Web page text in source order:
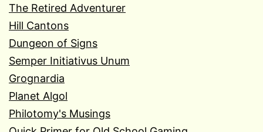
The Retired Adventurer
Hill Cantons
Dungeon of Signs
Semper Initiativus Unum
Grognardia
Planet Algol
Philotomy's Musings